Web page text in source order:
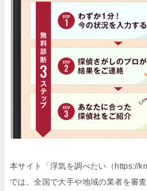
本サイト「浮気を調べたい（https://
では、全国で大手や地域の業者を審